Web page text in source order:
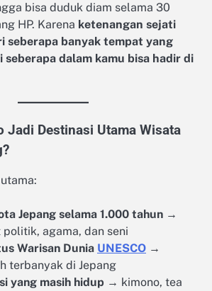
bisa duduk diam selama 30
HP. Karena ketenangan sejati
seberapa banyak tempat yang
dalam kamu bisa hadir di
Jadi Destinasi Utama Wisata
Jepang selama 1.000 tahun →
politik, agama, dan seni
Warisan Dunia UNESCO →
terbanyak di Jepang
yang masih hidup → kimono, tea